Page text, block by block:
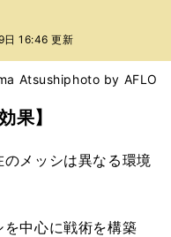
日 16:46 更新
Atsushiphoto by AFLO
果】
メッシは異なる環境
中心に戦術を構築